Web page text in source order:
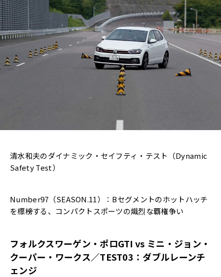
清水和夫のダイナミック・セイフティ・テスト（Dynamic
Safety Test）
Number97（SEASON.11）：Bセグメントのホットハッチ
を標榜する、コンパクトスポーツの熾烈な覇権争い
フォルクスワーゲン・ポロGTI vs ミニ・ジョン・
クーパー・ワークス／TEST03：ダブルレーンチ
ェンジ